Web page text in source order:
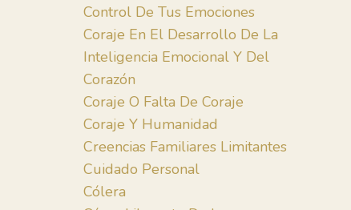
Control De Tus Emociones
Coraje En El Desarrollo De La
Inteligencia Emocional Y Del
Corazón
Coraje O Falta De Coraje
Coraje Y Humanidad
Creencias Familiares Limitantes
Cuidado Personal
Cólera